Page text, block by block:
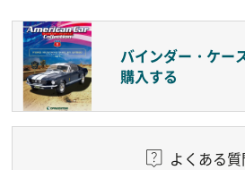
バインダー・ケー
購入する
よくある質